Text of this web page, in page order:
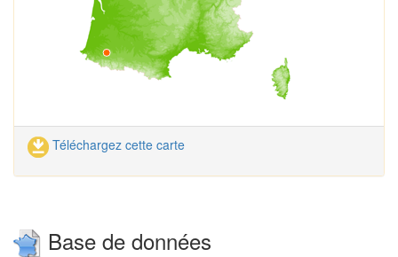
Téléchargez cette carte
Base de données